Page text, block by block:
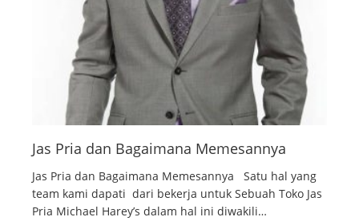
Jas Pria dan Bagaimana Memesannya
Jas Pria dan Bagaimana Memesannya Satu hal yang
team kami dapati dari bekerja untuk Sebuah Toko Jas
Pria Michael Harey’s dalam hal ini diwakili…